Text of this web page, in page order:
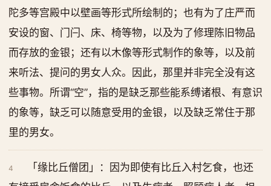
陀多等宫殿中以壁画等形式所绘制的；也有为了庄严而
安设的窗、门闩、床、椅等物，以及为了修理陈旧物品
而存放的金银；还有以木像等形式制作的象等，以及前
来听法、提问的男女人众。因此，那里并非完全没有这
些事物。所谓“空”，指的是缺乏那些能系缚诸根、有意识
的象等，缺乏可以随意受用的金银，以及缺乏常住于那
里的男女。
4
「缘比丘僧团」：因为即使有比丘入村乞食，也还